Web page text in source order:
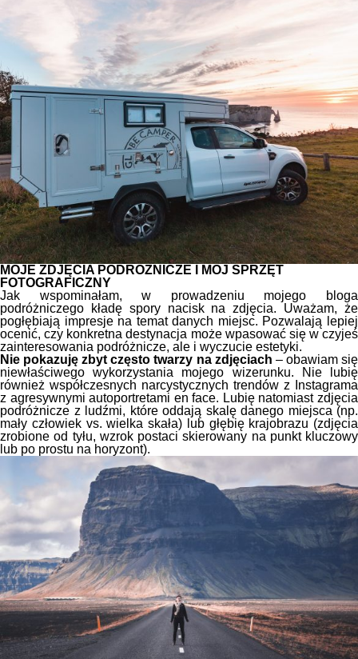
MOJE ZDJĘCIA PODRÓŻNICZE I MÓJ SPRZĘT
FOTOGRAFICZNY
Jak wspominałam, w prowadzeniu mojego bloga
podróżniczego kładę spory nacisk na zdjęcia. Uważam, że
pogłębiają impresje na temat danych miejsc. Pozwalają lepiej
ocenić, czy konkretna destynacja może wpasować się w czyjeś
zainteresowania podróżnicze, ale i wyczucie estetyki.
Nie pokazuję zbyt często twarzy na zdjęciach – obawiam się
niewłaściwego wykorzystania mojego wizerunku. Nie lubię
również współczesnych narcystycznych trendów z Instagrama
z agresywnymi autoportretami en face. Lubię natomiast zdjęcia
podróżnicze z ludźmi, które oddają skalę danego miejsca (np.
mały człowiek vs. wielka skała) lub głębię krajobrazu (zdjęcia
zrobione od tyłu, wzrok postaci skierowany na punkt kluczowy
lub po prostu na horyzont).